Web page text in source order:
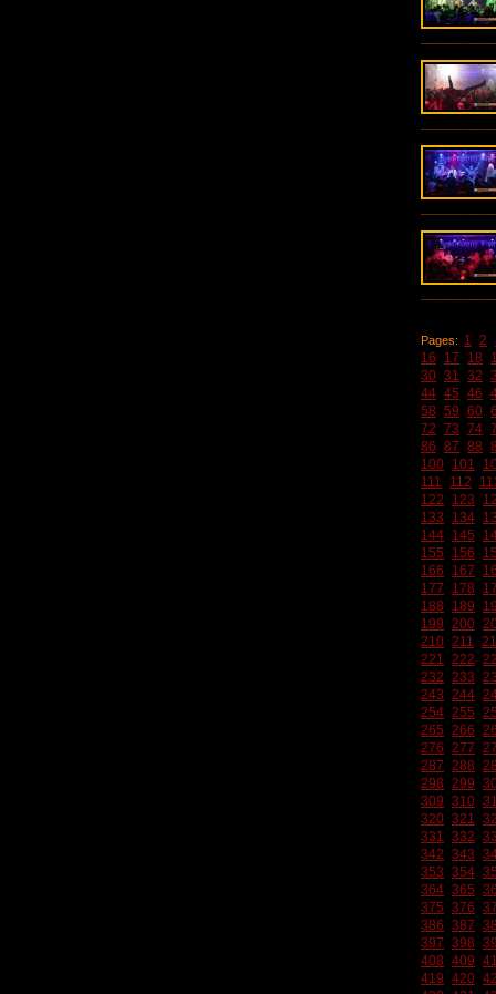
Pages: 1 2
16
17 18
30 31 32
44 45 46
58 59 60
72 73 74
86 87 88
100 101
111
112
122
123
133
134
144 145
155
156
166
167
177
178
188
189
199 200
210 211
221 222
232 233
243 244
254 255
265 266
276 277
287 288
298 299
309 310
320 321
331 332
342 343
353 354
364 365
375 376
386 387
397 398
408 409
419 420